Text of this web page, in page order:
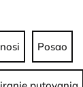
Posao